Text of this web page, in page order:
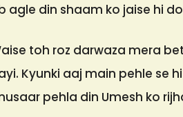
agle din shaam ko jaise hi
toh roz darwaza mera
Kyunki aaj main pehle se
pehla din Umesh ko